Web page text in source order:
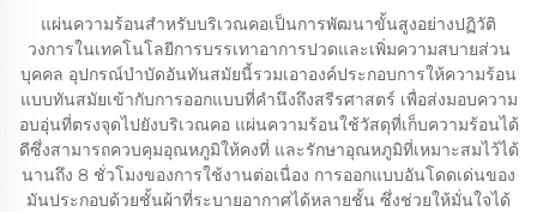
แผ่นความร้อนสำหรับบริเวณคอเป็นการพัฒนาขั้นสูงอย่างปฏิวัติ
วงการในเทคโนโลยีการบรรเทาอาการปวดและเพิ่มความสบายส่วน
บุคคล อุปกรณ์บำบัดอันทันสมัยนี้รวมเอาองค์ประกอบการให้ความร้อน
แบบทันสมัยเข้ากับการออกแบบที่คำนึงถึงสรีรศาสตร์ เพื่อส่งมอบความ
อบอุ่นที่ตรงจุดไปยังบริเวณคอ แผ่นความร้อนใช้วัสดุที่เก็บความร้อนได้
ดีซึ่งสามารถควบคุมอุณหภูมิให้คงที่ และรักษาอุณหภูมิที่เหมาะสมไว้ได้
นานถึง 8 ชั่วโมงของการใช้งานต่อเนื่อง การออกแบบอันโดดเด่นของ
มันประกอบด้วยชั้นผ้าที่ระบายอากาศได้หลายชั้น ซึ่งช่วยให้มั่นใจได้